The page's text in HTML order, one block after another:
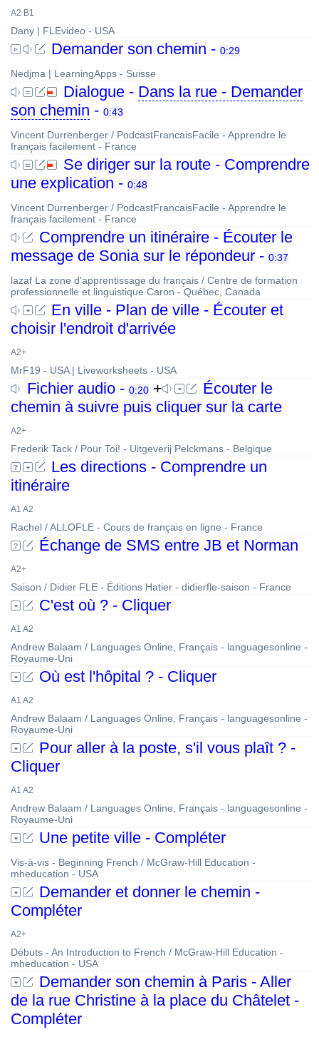
A2 B1
Dany | FLEvideo - USA
Demander son chemin - 0:29
Nedjma | LearningApps - Suisse
Dialogue - Dans la rue - Demander
son chemin - 0:43
Vincent Durrenberger / PodcastFrancaisFacile - Apprendre le
français facilement - France
Se diriger sur la route - Comprendre
une explication - 0:48
Vincent Durrenberger / PodcastFrancaisFacile - Apprendre le
français facilement - France
Comprendre un itinéraire - Écouter le
message de Sonia sur le répondeur - 0:37
lazaf La zone d'apprentissage du français / Centre de formation
professionnelle et linguistique Caron - Québec, Canada
En ville - Plan de ville - Écouter et
choisir l'endroit d'arrivée
A2+
MrF19 - USA | Liveworksheets - USA
Fichier audio - 0:20 +
Écouter le
chemin à suivre puis cliquer sur la carte
A2+
Frederik Tack / Pour Toi! - Uitgeverij Pelckmans - Belgique
Les directions - Comprendre un
itinéraire
A1 A2
Rachel / ALLOFLE - Cours de français en ligne - France
Échange de SMS entre JB et Norman
A2+
Saison / Didier FLE - Éditions Hatier - didierfle-saison - France
C'est où ? - Cliquer
A1 A2
Andrew Balaam / Languages Online, Français - languagesonline -
Royaume-Uni
Où est l'hôpital ? - Cliquer
A1 A2
Andrew Balaam / Languages Online, Français - languagesonline -
Royaume-Uni
Pour aller à la poste, s'il vous plaît ? -
Cliquer
A1 A2
Andrew Balaam / Languages Online, Français - languagesonline -
Royaume-Uni
Une petite ville - Compléter
Vis-à-vis - Beginning French / McGraw-Hill Education -
mheducation - USA
Demander et donner le chemin -
Compléter
A2+
Débuts - An Introduction to French / McGraw-Hill Education -
mheducation - USA
Demander son chemin à Paris - Aller
de la rue Christine à la place du Châtelet -
Compléter